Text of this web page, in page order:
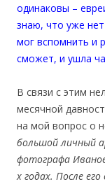
одинаковы –
знаю, что уже
мог вспомнить и
сможет, и ушла
В связи с этим
месячной
на мой вопрос о
большой личный
фотографа
х годах. После